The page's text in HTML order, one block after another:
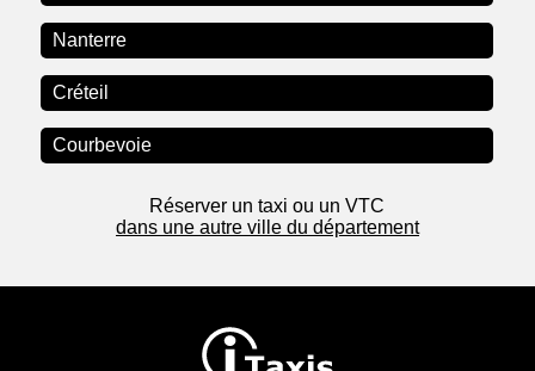
Nanterre
Créteil
Courbevoie
Réserver un taxi ou un VTC
dans une autre ville du département